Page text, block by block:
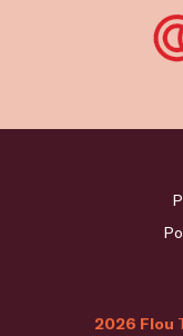
2026 Flou